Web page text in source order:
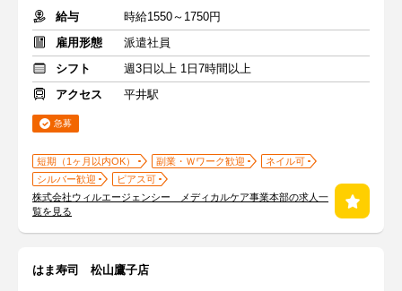
給与
時給1550～1750円
雇用形態
派遣社員
シフト
週3日以上 1日7時間以上
アクセス
平井駅
急募
短期（1ヶ月以内OK） 副業・Ｗワーク歓迎
ネイル可
シルバー歓迎
ピアス可
株式会社ウィルエージェンシー メディカルケア事業本部の求人一
覧を見る
はま寿司 松山鷹子店